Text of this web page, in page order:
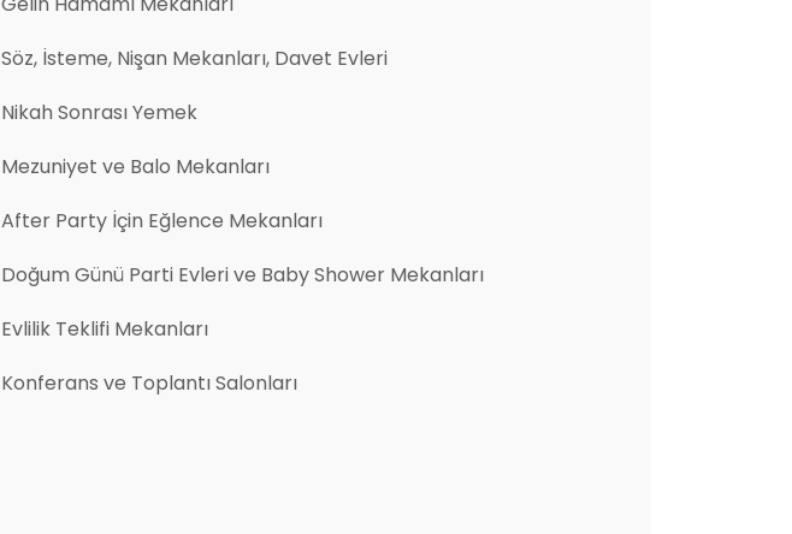
Söz, İsteme, Nişan Mekanları, Davet Evleri
Nikah Sonrası Yemek
Mezuniyet ve Balo Mekanları
After Party İçin Eğlence Mekanları
Doğum Günü Parti Evleri ve Baby Shower Mekanları
Evlilik Teklifi Mekanları
Konferans ve Toplantı Salonları